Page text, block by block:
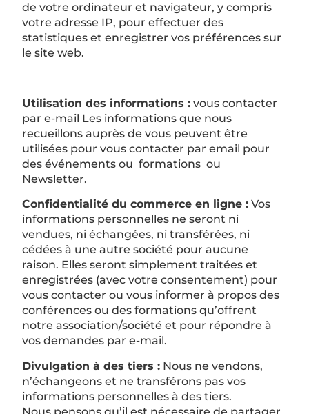
de votre ordinateur et navigateur, y compris
votre adresse IP, pour effectuer des
statistiques et enregistrer vos préférences sur
le site web.
Utilisation des informations : vous contacter
par e-mail Les informations que nous
recueillons auprès de vous peuvent être
utilisées pour vous contacter par email pour
des événements ou formations ou
Newsletter.
Confidentialité du commerce en ligne : Vos
informations personnelles ne seront ni
vendues, ni échangées, ni transférées, ni
cédées à une autre société pour aucune
raison. Elles seront simplement traitées et
enregistrées (avec votre consentement) pour
vous contacter ou vous informer à propos des
conférences ou des formations qu’offrent
notre association/société et pour répondre à
vos demandes par e-mail.
Divulgation à des tiers : Nous ne vendons,
n’échangeons et ne transférons pas vos
informations personnelles à des tiers.